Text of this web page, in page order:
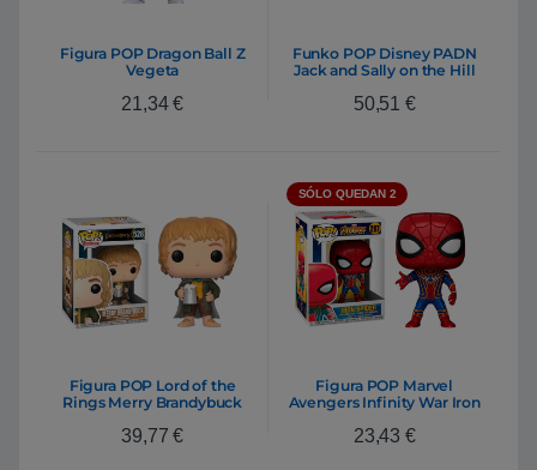
Figura POP Dragon Ball Z
Vegeta
21,34€
Funko POP Disney PADN
Jack and Sally on the Hill
50,51 €
Figura POP Lord of the
Rings Merry Brandybuck
39,77€
SÓLO QUEDAN 2
Figura POP Marvel
Avengers Infinity War Iron
23,43 €